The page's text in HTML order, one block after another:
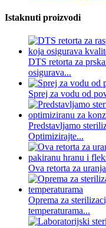
Istaknuti proizvodi
DTS retorta za
osigurava...
Sprej za vodu od
Predstavljamo
Optimizirajte...
Ova retorta za
Oprema za
temperaturama...